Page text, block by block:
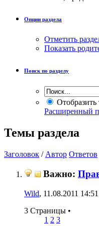
Опции раздела
Отметить
Показать
Поиск по разделу
Расширенный
Темы раздела
Заголовок / Автор Ответов
Важно:
Wild, 11.08.2011 14:51
3 Страницы •
1 2 3